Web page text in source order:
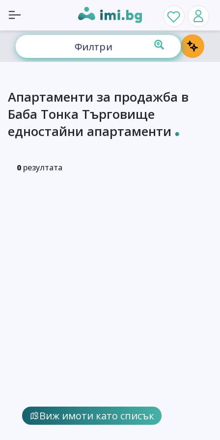
Филтри
Виж имоти като списък
Апартаменти за продажба в
Баба Тонка Търговище
едностайни апартаменти
0 резултата